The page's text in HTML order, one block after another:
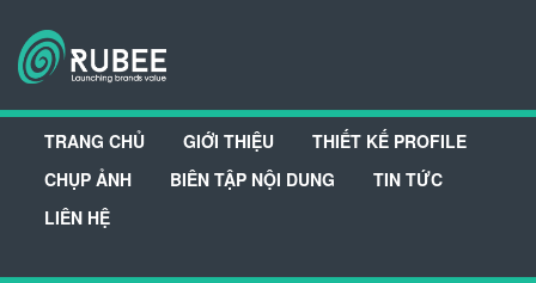
TRANG CHỦ GIỚI THIỆU
THIẾT KẾ PROFILE
CHỤP ẢNH
BIÊN TẬP NỘI DUNG
TIN TỨC
LIÊN HỆ